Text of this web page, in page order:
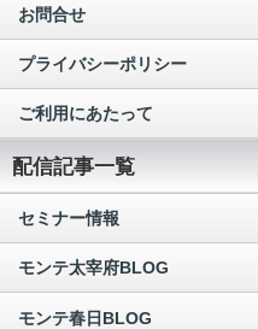
お問合せ
プライバシーポリシー
ご利用にあたって
配信記事一覧
セミナー情報
モンテ太宰府BLOG
モンテ春日BLOG